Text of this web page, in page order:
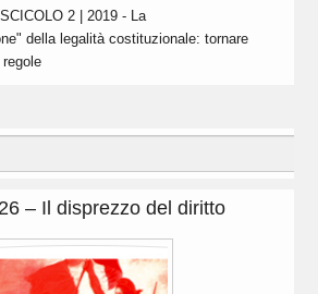
2 | 2019 - La
della legalità costituzionale: tornare
– Il disprezzo del diritto